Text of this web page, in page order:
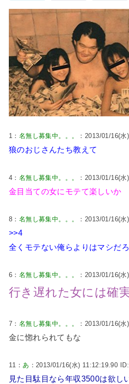
1： 名無し募集中。。。 ：2013/01/16(
狼のおじさんたち教えて
4： 名無し募集中。。。 ：2013/01/16(
金目当ての女にモテて楽しいか
8： 名無し募集中。。。 ：2013/01/16(
>>4
全くモテない俺らよりはマシだろ
6： 名無し募集中。。。 ：2013/01/16(
行き遅れた女には確
7： 名無し募集中。。。 ：2013/01/16(
金に惚れられてもな
11：あ ：2013/01/16(水) 11:12:19.90
見た目駄目なら年収3500は欲